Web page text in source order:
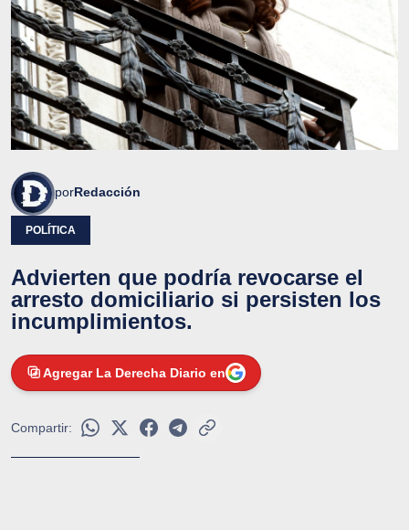
porRedacción
POLÍTICA
Advierten que podría revocarse el
arresto domiciliario si persisten los
incumplimientos.
Agregar La Derecha Diario en
Compartir: